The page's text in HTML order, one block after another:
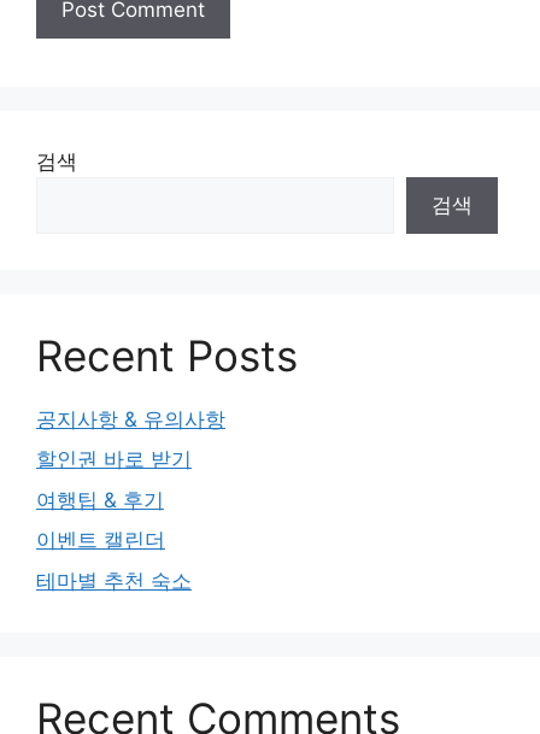
검색
검색
Recent Posts
공지사항 & 유의사항
할인권 바로 받기
여행팁 & 후기
이벤트 캘린더
테마별 추천 숙소
Recent Comments